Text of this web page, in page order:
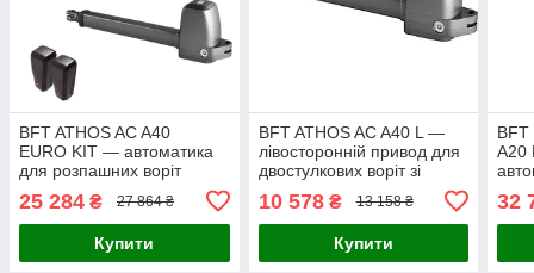
BFT ATHOS AC A40
EURO KIT — автоматика
для розпашних воріт
25 284 ₴ 27 864 ₴
Купити
BFT ATHOS AC A40 L —
лівосторонній привод для
двостулкових воріт зі
10 578₴ 13 158 ₴
Купити
BFT
A20
2 м
32